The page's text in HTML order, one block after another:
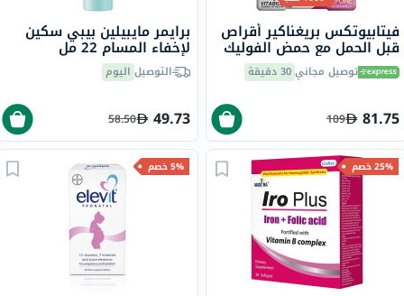
فيتابيوتكس بريغناكير أقراص
قبل الحمل مع حمض الفوليك
لتحسين الخصوبة والتكاثر
حزمة من 30توصيل مجاني30 دقيقة
81.75
109
برايمر مايبيلين بيبي سكين
لإخفاء المسام 22 مل
التوصيل اليوم
49.73
58.50
25% خصم 5% خصم